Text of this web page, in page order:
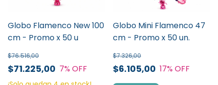
Globo Flamenco New 100
cm - Promo x 50 u
$71.225,00
$76.516,00
7% OFF
Globo Mini Flamenco 47
cm - Promo x 50 un.
$6.105,00
$7.326,00
17% OFF